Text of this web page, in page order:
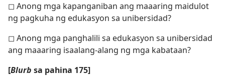
◻ Anong mga kapanganiban ang maaaring maidulot
ng pagkuha ng edukasyon sa unibersidad?
◻ Anong mga panghalili sa edukasyon sa unibersidad
ang maaaring isaalang-alang ng mga kabataan?
[Blurb sa pahina 175]